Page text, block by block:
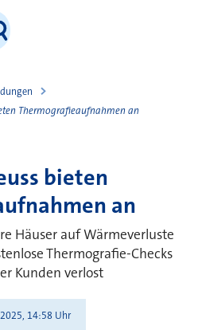
Thermografieaufnahmen an
bieten
an
Häuser auf Wärmeverluste
Thermografie-Checks
Kunden verlost
14:58 Uhr